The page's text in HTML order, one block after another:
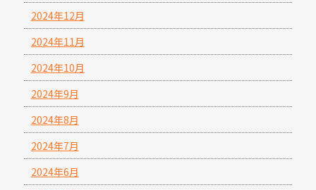
2024年12月
2024年11月
2024年10月
2024年9月
2024年8月
2024年7月
2024年6月